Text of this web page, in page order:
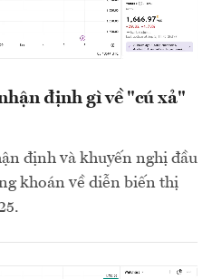
định gì về "cú xả"
định và khuyến nghị đầu
khoán về diễn biến thị